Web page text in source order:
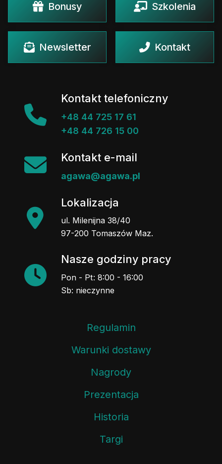
Bonusy Szkolenia
Newsletter Kontakt
Kontakt telefoniczny
+48 44 725 17 61
+48 44 726 15 00
Kontakt e-mail
agawa@agawa.pl
Lokalizacja
ul. Milenijna 38/40
97-200 Tomaszów Maz.
Nasze godziny pracy
Pon - Pt: 8:00 - 16:00
Sb: nieczynne
Regulamin
Warunki dostawy
Nagrody
Prezentacja
Historia
Targi